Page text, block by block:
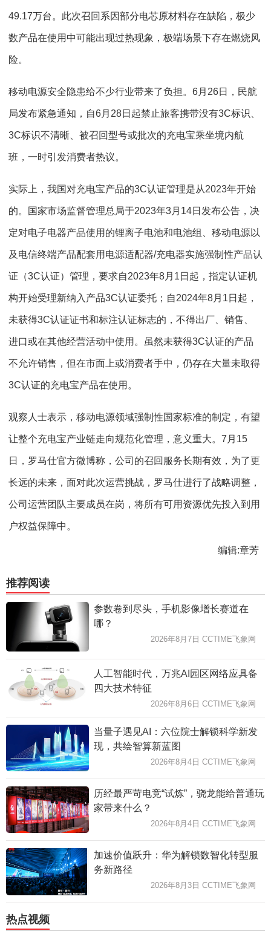
49.17万台。此次召回系因部分电芯原材料存在缺陷，极少
数产品在使用中可能出现过热现象，极端场景下存在燃烧风
险。
移动电源安全隐患给不少行业带来了负担。6月26日，民航
局发布紧急通知，自6月28日起禁止旅客携带没有3C标识、
3C标识不清晰、被召回型号或批次的充电宝乘坐境内航
班，一时引发消费者热议。
实际上，我国对充电宝产品的3C认证管理是从2023年开始
的。国家市场监督管理总局于2023年3月14日发布公告，决
定对电子电器产品使用的锂离子电池和电池组、移动电源以
及电信终端产品配套用电源适配器/充电器实施强制性产品认
证（3C认证）管理，要求自2023年8月1日起，指定认证机
构开始受理新纳入产品3C认证委托；自2024年8月1日起，
未获得3C认证证书和标注认证标志的，不得出厂、销售、
进口或在其他经营活动中使用。虽然未获得3C认证的产品
不允许销售，但在市面上或消费者手中，仍存在大量未取得
3C认证的充电宝产品在使用。
观察人士表示，移动电源领域强制性国家标准的制定，有望
让整个充电宝产业链走向规范化管理，意义重大。7月15
日，罗马仕官方微博称，公司的召回服务长期有效，为了更
长远的未来，面对此次运营挑战，罗马仕进行了战略调整，
公司运营团队主要成员在岗，将所有可用资源优先投入到用
户权益保障中。
编辑:章芳
推荐阅读
参数卷到尽头，手机影像增长赛道在
哪？
2026年8月7日 CCTIME飞象网
人工智能时代，万兆AI园区网络应具备
四大技术特征
2026年8月6日 CCTIME飞象网
当量子遇见AI：六位院士解锁科学新发
现，共绘智算新蓝图
2026年8月4日 CCTIME飞象网
历经最严苛电竞“试炼”，骁龙能给普通玩
家带来什么？
2026年8月4日 CCTIME飞象网
加速价值跃升：华为解锁数智化转型服
务新路径
2026年8月3日 CCTIME飞象网
热点视频